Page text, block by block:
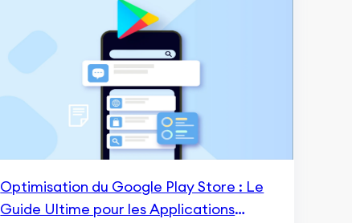
Optimisation du Google Play Store : Le
Guide Ultime pour les Applications